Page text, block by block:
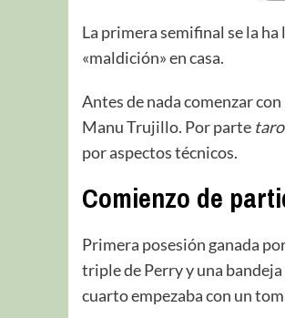
La primera semifinal se la
«maldición» en casa.
Antes de nada comenzar
Manu Trujillo. Por parte
por aspectos técnicos.
Comienzo de
Primera posesión ganada
triple de Perry y una
cuarto empezaba con un